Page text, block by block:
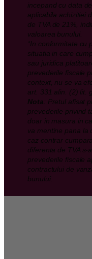
incepand cu data
aplicabila achizitiei
de TVA de 21%,
valoarea bunului.
*In conformitate cu
situatia in care
sau juridica
prevederile fiscale
context, nu se va
art. 331 alin. (2) lit.
Nota: Pretul afisat
prevederile privind
doar in masura in
va mentine pana la
caz contrar
diferenta de TVA s-
prevederile fiscale
contractului de
bunului.